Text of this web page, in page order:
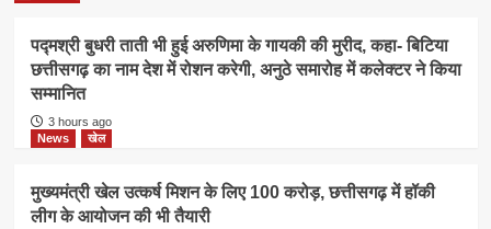
पद्मश्री बुधरी ताती भी हुई अरुणिमा के गायकी की मुरीद, कहा- बिटिया
छत्तीसगढ़ का नाम देश में रोशन करेगी, अनुठे समारोह में कलेक्टर ने किया
सम्मानित
3 hours ago
News
खेल
मुख्यमंत्री खेल उत्कर्ष मिशन के लिए 100 करोड़, छत्तीसगढ़ में हॉकी
लीग के आयोजन की भी तैयारी